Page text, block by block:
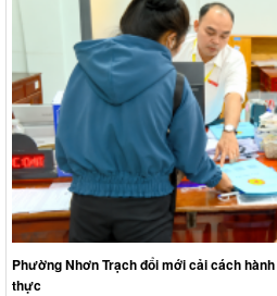
Phường Nhơn Trạch đổi mới cải cách
thực